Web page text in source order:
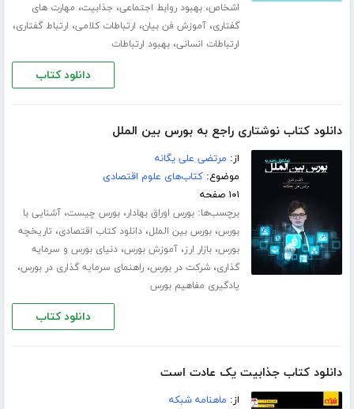
اشخاص،بهبود روابط اجتماعی، جذابیت، مهارت های
گفتاری،آموزش فن بیان، ارتباطات کلامی، ارتباط گفتاری،
ارتباطات انسانی،بهبود ارتباطات
دانلود کتاب
دانلود کتاب نوشتاری راجع به بورس بین الملل
از: مرتضی علی یگانه
موضوع:کتاب‌های علوم اقتصادی
۱۰۱ صفحه
برچسب‌ها:بورس اوراق بهادار،بورس چیست،آشنایی با
بورس،بورس بین الملل،دانلود کتاب اقتصادی، تاریخچه
بورس،بازار ارز،آموزش بورس،دنیای بورس و سرمایه
گذاری،شرکت در بورس،راهنمای سرمایه گذاری در بورس،
یادگیری مفاهیم بورس
دانلود کتاب
دانلود کتاب جذابیت یک عادت است
از: ماهنامه شبکه